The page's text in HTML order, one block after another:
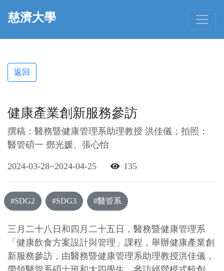
慈濟大學
返回
健康產業創新服務參訪
撰稿：醫務暨健康管理系助理教授 洪佳儀；拍照：
醫管碩一 鄧光媛、張心怡
2024-03-28~2024-04-25 135
#SDG2 #SDG3 #醫管系
三月二十八日和四月二十五日，醫務暨健康管理系
「健康飲食方案設計與管理」課程，舉辦健康產業創
新服務參訪，由醫務暨健康管理系助理教授洪佳儀，